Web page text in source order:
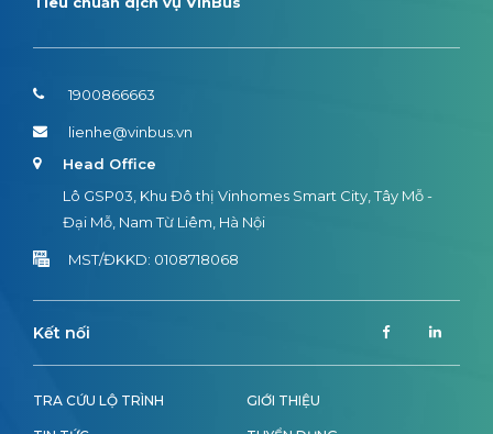
TRA CỨU LỘ TRÌNH GIỚI THIỆU
1900866663
lienhe@vinbus.vn
Head Office
Lô GSP03, Khu Đô thị Vinhomes Smart City, Tây Mỗ -
Đại Mỗ, Nam Từ Liêm, Hà Nội
MST/ĐKKD: 0108718068
Kết nối